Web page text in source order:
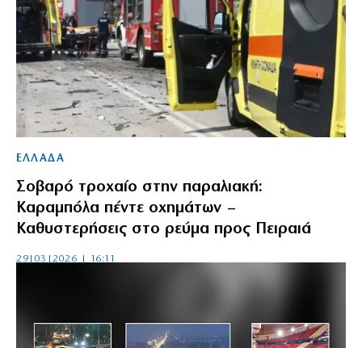
ΕΛΛΑΔΑ
Σοβαρό τροχαίο στην παραλιακή:
Καραμπόλα πέντε οχημάτων –
Καθυστερήσεις στο ρεύμα προς Πειραιά
29|03|2026 | 16:11